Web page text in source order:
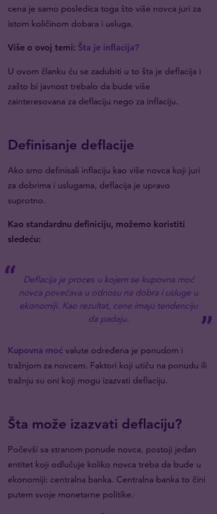
cena je samo posledica toga što više novca juri za
istom količinom dobara i usluga.
Više o ovoj temi: Šta je inflacija?
U ovom članku ću se zadubiti u to šta je deflacija i
zašto bi javnost trebalo da bude više
zainteresovana za deflaciju nego za inflaciju.
Definisanje deflacije
Ako smo definisali inflaciju kao više novca koji juri
za dobrima i uslugama, deflacija je upravo
suprotno.
Kao standardnu definiciju, možemo koristiti
sledeću:
Deflacija je proces u kojem se kupovna moć
novca povećava u odnosu na dobra i usluge u
ekonomiji. Kao rezultat, cene imaju tendenciju
da padaju.
Kupovna moć valute određena je ponudom i
tražnjom za novcem. Faktori koji utiču na ponudu ili
tražnju su oni koji mogu izazvati deflaciju.
Šta može izazvati deflaciju?
Počevši sa stranom ponude novca, postoji jedan
entitet koji odlučuje koliko novca treba da bude u
ekonomiji: centralna banka. Centralna banka to čini
putem svoje monetarne politike.